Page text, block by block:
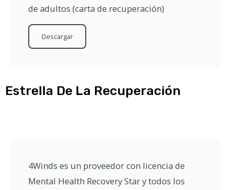
de adultos (carta de recuperación)
Descargar
Estrella De La Recuperación
4Winds es un proveedor con licencia de
Mental Health Recovery Star y todos los